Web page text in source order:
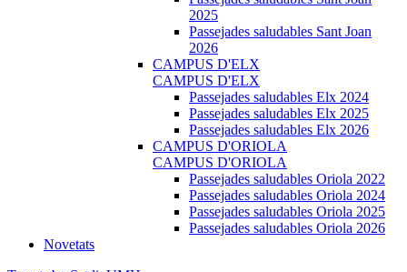
2025
Passejades saludables Sant Joan
2026
CAMPUS D'ELX
CAMPUS D'ELX
Passejades saludables Elx 2024
Passejades saludables Elx 2025
Passejades saludables Elx 2026
CAMPUS D'ORIOLA
CAMPUS D'ORIOLA
Passejades saludables Oriola 2022
Passejades saludables Oriola 2024
Passejades saludables Oriola 2025
Passejades saludables Oriola 2026
Novetats